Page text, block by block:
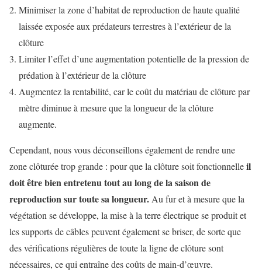
Minimiser la zone d’habitat de reproduction de haute qualité
laissée exposée aux prédateurs terrestres à l’extérieur de la
clôture
Limiter l’effet d’une augmentation potentielle de la pression de
prédation à l’extérieur de la clôture
Augmentez la rentabilité, car le coût du matériau de clôture par
mètre diminue à mesure que la longueur de la clôture
augmente.
Cependant, nous vous déconseillons également de rendre une
zone clôturée trop grande : pour que la clôture soit fonctionnelleil
doit être bien entretenu tout au long de la saison de
reproduction sur toute sa longueur. Au fur et à mesure que la
végétation se développe, la mise à la terre électrique se produit et
les supports de câbles peuvent également se briser, de sorte que
des vérifications régulières de toute la ligne de clôture sont
nécessaires, ce qui entraîne des coûts de main-d’œuvre.